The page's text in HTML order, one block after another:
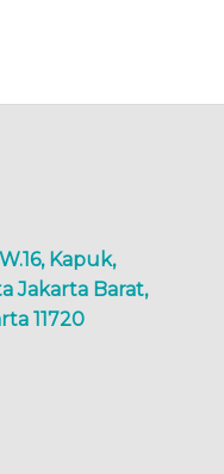
Kapuk,
Jakarta Barat,
11720